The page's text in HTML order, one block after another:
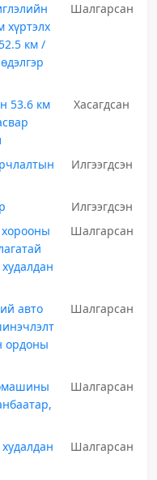
хүртэлх
км /
Шалгарсан
53.6 км
Хасагдсан
Илгээгдсэн
Илгээгдсэн
хорооны
Шалгарсан
авто
ордоны
Шалгарсан
Шалгарсан
Шалгарсан